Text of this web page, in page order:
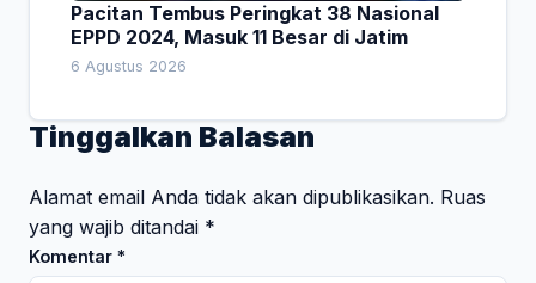
Pacitan Tembus Peringkat 38 Nasional
EPPD 2024, Masuk 11 Besar di Jatim
6 Agustus 2026
Tinggalkan Balasan
Alamat email Anda tidak akan dipublikasikan. Ruas
yang wajib ditandai *
Komentar *